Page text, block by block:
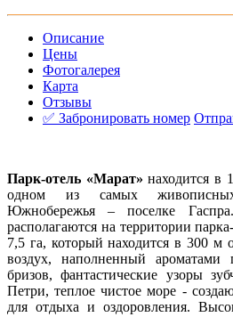
Описание
Цены
Фотогалерея
Карта
Отзывы
✅ Забронировать номер
Парк-отель «Марат» находится в
одном из самых
Южнобережья – поселке
располагаются на территории
7,5 га, который находится в 300 м
воздух, наполненный
бризов, фантастические узоры
Петри, теплое чистое море -
для отдыха и оздоровления.